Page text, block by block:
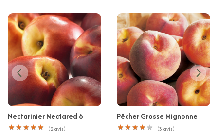
Nectarinier Nectared 6
★ ★ ★ ★ ★
★ ★ ★ ★ ★ (2avis)
Pêcher Grosse Mignonne
★ ★ ★ ★ ★
★ ★ ★ ★ ★ (3 avis)